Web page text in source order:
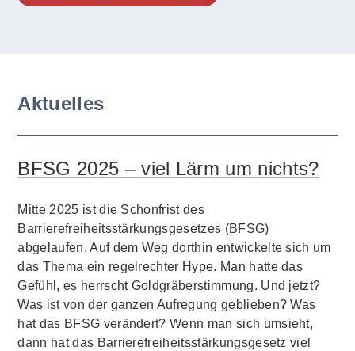
Aktuelles
BFSG 2025 – viel Lärm um nichts?
Mitte 2025 ist die Schonfrist des
Barrierefreiheitsstärkungsgesetzes (BFSG)
abgelaufen. Auf dem Weg dorthin entwickelte sich um
das Thema ein regelrechter Hype. Man hatte das
Gefühl, es herrscht Goldgräberstimmung. Und jetzt?
Was ist von der ganzen Aufregung geblieben? Was
hat das BFSG verändert? Wenn man sich umsieht,
dann hat das Barrierefreiheitsstärkungsgesetz viel